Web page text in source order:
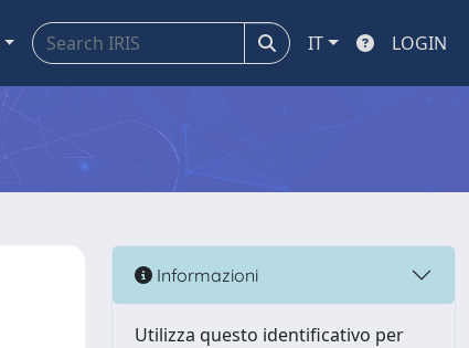
IT LOGIN
Informazioni
Utilizza questo identificativo per